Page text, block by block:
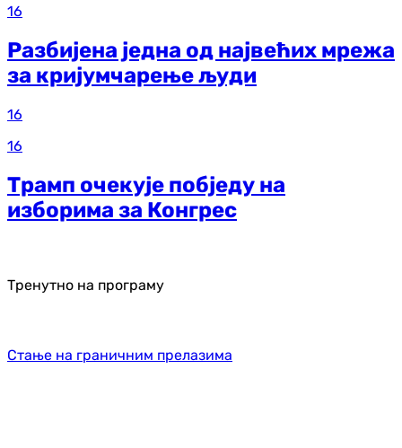
16
Разбијена једна од највећих мрежа
за кријумчарење људи
16
16
Трамп очекује побједу на
изборима за Конгрес
Тренутно на програму
Стање на граничним прелазима